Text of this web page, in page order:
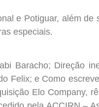
e Potiguar, além de
especiais.
Baracho; Direção
Felix; e Como
Elo Company,